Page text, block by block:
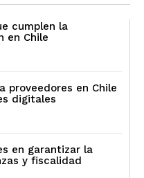
cumplen la
en Chile
proveedores en Chile
digitales
en garantizar la
y fiscalidad